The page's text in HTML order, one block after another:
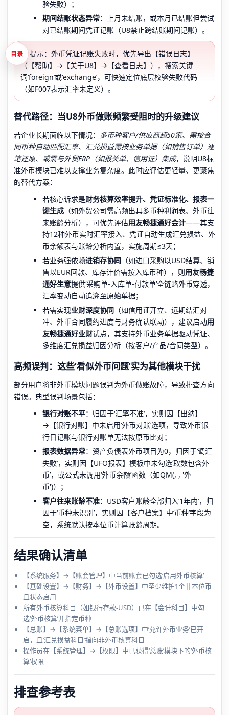
验失败）；
期间结账状态异常：上月未结账，或本月已结账但尝试
对已结账期间凭证记账（U8禁止跨结账期间记账）。
💡 提示：外币凭证记账失败时，优先导出【错误日志】
（【帮助】→【关于U8】→【查看日志】），搜索关键
词‘foreign’或‘exchange’，可快速定位底层校验失败代码
（如F007表示汇率未定义）。
替代路径：当U8外币做账频繁受阻时的升级建议
若企业长期面临以下情况： 多币种客户/供应商超50家、需按合
同币种自动匹配汇率、汇兑损益需按业务单据（如销售订单）逐
笔还原、或需与外贸ERP（如报关单、信用证）集成，说明U8标
准外币模块已难以支撑业务复杂度。此时应评估更轻量、更聚焦
的替代方案：
若核心诉求是财务核算效率提升、凭证标准化、报表一
键生成 （如外贸公司需高频出具多币种利润表、外币往
来账龄分析），可优先评估用友畅捷通好会计——其支
持12种外币实时汇率接入、凭证自动生成汇兑损益、外
币余额表与账龄分析内置，实施周期≤3天；
若业务强依赖进销存协同 （如进口采购以USD结算、销
售以EUR回款、库存计价需按入库币种），则用友畅捷
通好生意提供‘采购单-入库单-付款单’全链路外币穿透，
汇率变动自动追溯至原始单据；
若需实现业财深度协同 （如信用证开立、远期结汇对
冲、外币合同履约进度与财务确认联动），建议启动用
友畅捷通好业财试点，其支持外币业务单据驱动凭证、
多维度汇兑损益归因分析（按客户/产品/合同类型）。
高频误判：这些‘看似外币问题’实为其他模块干扰
部分用户将非外币模块问题误判为外币做账故障，导致排查方向
错误。典型误判场景包括：
银行对账不平：归因于‘汇率不准’，实则因【出纳】
→【银行对账】中未启用‘外币对账’选项，导致外币银
行日记账与银行对账单无法按原币比对；
报表数据异常：资产负债表外币项目为0，归因于‘调汇
失败’，实则因【UFO报表】模板中未勾选‘取数包含外
币’，或公式未调用‘外币余额’函数（如QM(, , '外
币')）；
客户往来账龄不准：USD客户账龄全部归入‘1年内’，归
因于‘币种未识别’，实则因【客户档案】中‘币种’字段为
空，系统默认按本位币计算账龄周期。
结果确认清单
【系统服务】→【账套管理】中当前账套已勾选‘启用外币核算’
【基础设置】→【财务】→【外币设置】中至少维护1个非本位币
且状态启用
所有外币核算科目（如银行存款-USD）已在【会计科目】中勾
选‘外币核算’并指定币种
【总账】→【系统菜单】→【总账选项】中‘允许外币业务’已开
启，且‘汇兑损益科目’指向非外币核算科目
操作员在【系统管理】→【权限】中已获得‘总账’模块下的‘外币核
算’权限
排查参考表
目录